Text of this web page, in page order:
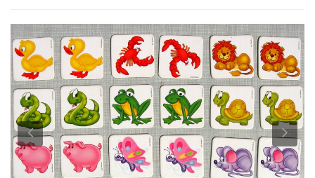
Previous